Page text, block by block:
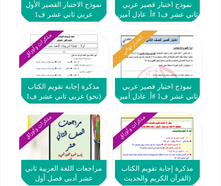
نموذج اختبار قصير عربي
ثاني عشر ف1 #أ. عادل أمين
نموذج الاختبار القصير الأول
عربي ثاني عشر ف1
اختبار نهائي
نموذج اختبار قصير عربي
ثاني عشر ف1 #أ. عادل أمين
مذكرات وأوراق
مذكرة إجابة تقويم الكتاب
(نحو) عربي ثاني عشر ف1
مذكرات وأوراق
مذكرة إجابة تقويم الكتاب
(القرآن الكريم والحديث
مذكرات وأوراق
مراجعات اللغة العربية ثاني
عشر أدبي فصل أول